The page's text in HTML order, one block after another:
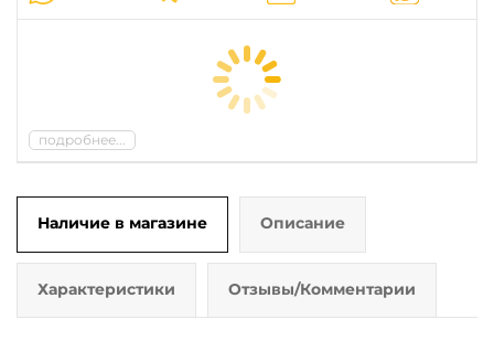
подробнее...
Наличие в магазине Описание
Характеристики Отзывы/Комментарии